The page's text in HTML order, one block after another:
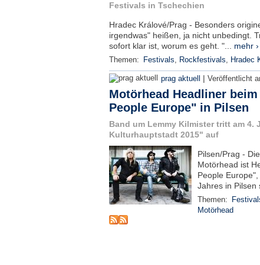
Festivals in Tschechien
Hradec Králové/Prag - Besonders
irgendwas" heißen, ja nicht unbedingt.
sofort klar ist, worum es geht. "... mehr ›
Themen: Festivals, Rockfestivals, Hradec
prag aktuell | Veröffentlicht
Motörhead Headliner
People Europe" in Pilsen
Band um Lemmy Kilmister tritt am 4.
Kulturhauptstadt 2015" auf
Pilsen/Prag -
Motörhead ist
People
Jahres in Pilsen
Themen:
Motörhead